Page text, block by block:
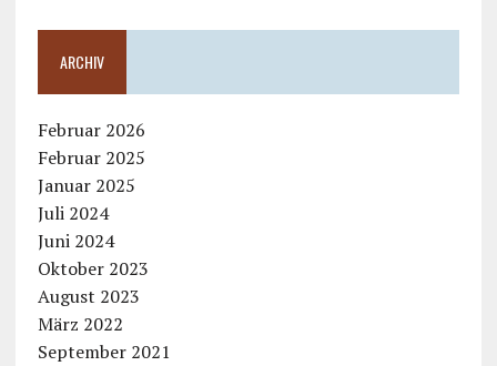
ARCHIV
Februar 2026
Februar 2025
Januar 2025
Juli 2024
Juni 2024
Oktober 2023
August 2023
März 2022
September 2021